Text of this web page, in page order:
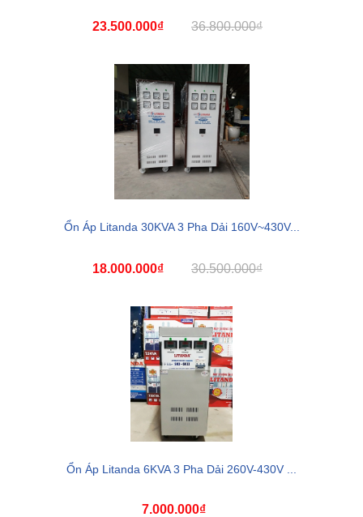
23.500.000₫ 36.800.000₫
Ổn Áp Litanda 30KVA 3 Pha Dải 160V~430V...
18.000.000₫ 30.500.000₫
Ổn Áp Litanda 6KVA 3 Pha Dải 260V-430V ...
7.000.000₫